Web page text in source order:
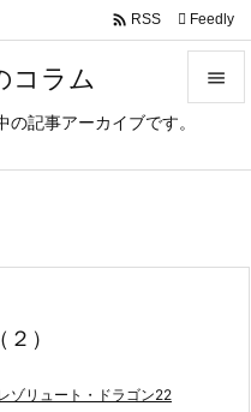
記事アーカイブです。

 RSS Feedly
）
ゾリュート・ドラゴン22